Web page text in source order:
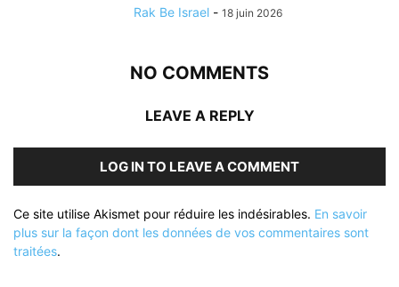
Rak Be Israel - 18 juin 2026
NO COMMENTS
LEAVE A REPLY
LOG IN TO LEAVE A COMMENT
Ce site utilise Akismet pour réduire les indésirables. En savoir
plus sur la façon dont les données de vos commentaires sont
traitées.